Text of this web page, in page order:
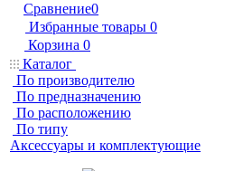
Сравнение0
Избранные товары 0
Корзина 0
Каталог
По производителю
По предназначению
По расположению
По типу
Аксессуары и комплектующие